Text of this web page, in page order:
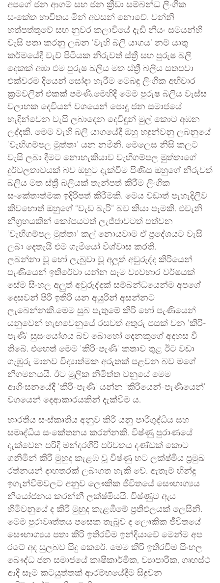
අපගේ ජන ආගම් සහ ජන ක්‍රීඩා සම්බන්ධ ලිංගික
සංකේත භාවිතය මින් අවසන් නොවේ. වන්නි
හත්පත්තුවේ සහ නුවර කලාවියේ දැඩි නියං සමයන්හි
වැසි පතා කරනු ලබන ‘වැහි බලි යාගය’ නම් යාතු
කර්මයේදී වැව් පිටියක නිරුවත් ස්ත්‍රී සහ පුරුෂ බලි
දෙකක් අඹා එම පුරුෂ බලිය මත ස්ත්‍රී බලිය සතපවා
එක්වරම දියෙන් සෝදා හැරීම මෙබඳු ලිංගික අභිචාර
ක්‍රමවලින් එකක් පමණි.මෙහිදී මෙම පුරුෂ බලිය වැස්ස
වලාහක දෙවියන් වශයෙන් ‍පොදු ජන සමාජයේ
හැඳින්වෙන වැසි ලබාදෙන දෙවිඳුන් මුල් කොට අඹන
ලද්දකි. මෙම වැහි බලි යාගයේදී ඔහු හඳුන්වනු ලබනුයේ
‘වැහිගම්පල මුත්තා’ යන නමිනි. මෙලෙස නිසි කලට
වැසි ලබා දීමට නොහැකියාව වැහිගම්පල මුත්තාගේ
දුර්වලතාවයක් බව ඔහුට දැක්වීම පිණිස ඔහුගේ නිරුවත්
බලිය මත ස්ත්‍රී බලියක් තැන්පත් කිරීම ලිංගික
සංකේතාත්මක ඉදිරිපත් කිරීමකි. මෙය වඩාත් පැහැදිලිව
කිවහොත් ඔහුගේ “වැඩ බැරි” බව කියා පෑමකි. එවැනි
නිග්‍රහයකින් කෝපයටත් ලැජ්ජාවටත් පත්වන
‘වැහිගම්පල මුත්තා’ කල් නොයවාම ඒ ප්‍රදේශයට වැසි
ලබා දෙතැයි එම ගැමියෝ විශ්වාස කරති.
ලබන්නා වූ හෝ ලැබුවා වූ අලුත් අවුරුද්ද කිරියෙන්
පැණියෙන් ඉතිරේවා යන්න සෑම ව්‍යවහාර වර්ෂයක්
සේම සිංහල අලුත් අවුරුද්දක් සම්බන්ධයෙන්ම අපගේ
දෙසවන් පිරී ඉතිරී යන අයුරින් අසන්නට
ලැබෙන්නකි.මෙම සුබ පැතුමේ කිරි හෝ පැණියෙන්
යනුවෙන් හැඟවෙනුයේ රසවත් අතුරු පසක් වන ‛කිරි-
පැණි‛ සුසංයෝගය බව බොහෝ දෙනකුගේ අදහස වී
තිබේ. එහෙත් මෙම ‛කිරි-පැණි‛ කතාව තුළ ඊට වඩා
ගැඹුරු මානව විද්‍යාත්මක අරුතක් පළවන බව මගේ
නිගමනයයි. ඊට මූලික නිමිත්ත වනුයේ මෙම
ආශිංසනයේදී ‛කිරි-පැණි‛ යන්න ‛කිරියෙන්-පැණියෙන්‛
වශයෙන් දෙආකාරයකින් දැක්වීම ය.
භාරතීය සංස්කෘතිය අනුව කිරි යනු පාරිශුද්ධිය සහ
සමෘද්ධිය සංකේතනය කරන්නකි. විෂ්ණු පුරාණයේ
දැක්වෙන පරිදි මන්දරගිරි පර්වතය දණ්ඩක් කොට
ගනිමින් කිරි මුහුද කැළඹ වූ විෂ්ණු හට ලක්ෂ්මිය ප්‍රමුඛ
රත්නයන් දාහතරක් ලබාගත හැකි වේ. ඇතැම් හින්දු
ඉගැන්වීම්වලට අනුව ලෞකික ජීවිතයේ සෞභාග්‍යය
නියෝජනය කරන්නී ලක්ෂ්මියයි. විෂ්ණුට ඇය
හිමිවනුයේ ද කිරි මුහුද කැළඹීමේ ප්‍රතිඵලයක් ලෙසිනි.
මෙම පුරාවෘත්තය පසෙක තැබූව ද ලෞකික ජීවිතයේ
සෞභාග්‍යය පතා කිරි ඉතිරවීම ඉන්දියාවේ මෙන්ම අප
රටේ අද සුලබව සිදු කෙරේ. මෙම කිරි ඉතිරවීම සිංහල
බෞද්ධ ජන සමාජයේ කෘෂිකාර්මික, ව්‍යාපාරික, ගෘහස්ථ
ආදී සෑම කටයුත්තක් ආරම්භයේදීම සිදුවන